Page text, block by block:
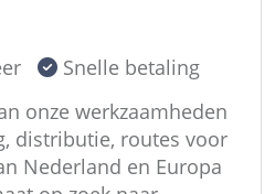
Snelle betaling
onze werkzaamheden
distributie, routes voor
Nederland en Europa